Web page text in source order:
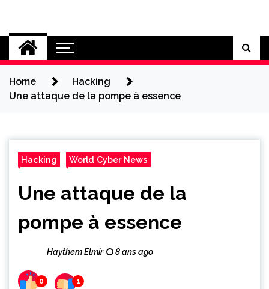
content
Cybersecurity News
Home
Hacking
Une attaque de la pompe à essence
Hacking World Cyber News
Une attaque de la
pompe à essence
Haythem Elmir 8 ans ago
0 1